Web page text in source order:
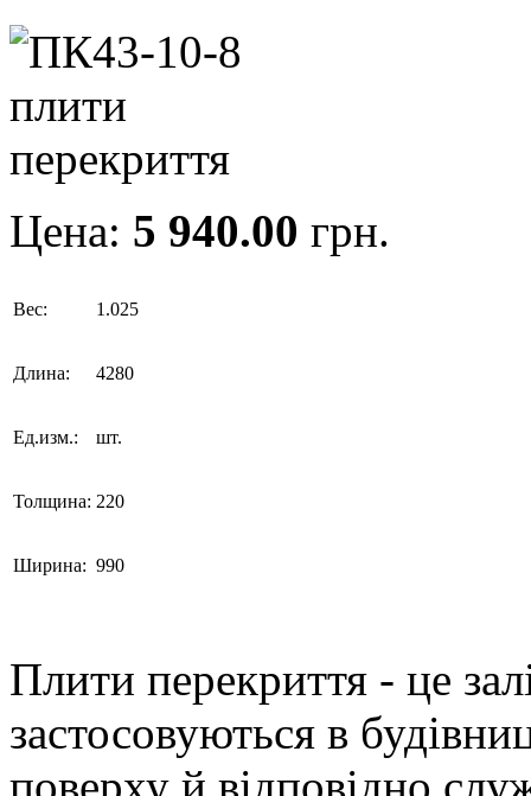
Цена: 5 940.00 грн.
Вес: 1.025
Длина: 4280
Ед.изм.: шт.
Толщина: 220
Ширина: 990
Плити перекриття - це
застосовуються в